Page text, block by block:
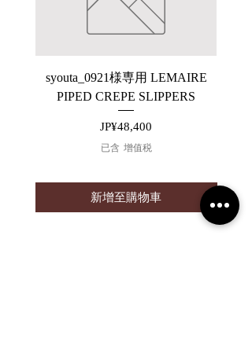
syouta_0921様専用 LEMAIRE
PIPED CREPE SLIPPERS
價格
JP¥48,400
已含 增值税
新增至購物車